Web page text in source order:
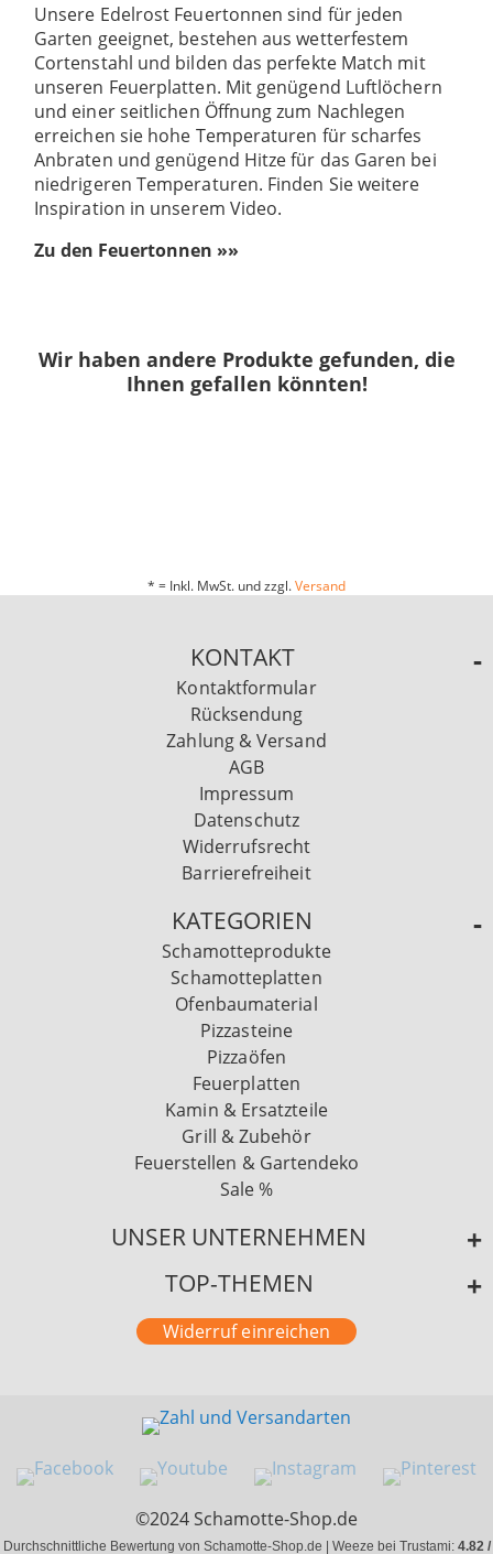
Unsere Edelrost Feuertonnen sind für jeden
Garten geeignet, bestehen aus wetterfestem
Cortenstahl und bilden das perfekte Match mit
unseren Feuerplatten. Mit genügend Luftlöchern
und einer seitlichen Öffnung zum Nachlegen
erreichen sie hohe Temperaturen für scharfes
Anbraten und genügend Hitze für das Garen bei
niedrigeren Temperaturen. Finden Sie weitere
Inspiration in unserem Video.
Zu den Feuertonnen »»
Wir haben andere Produkte gefunden, die
Ihnen gefallen könnten!
* = Inkl. MwSt. und zzgl.Versand
KONTAKT
Kontaktformular
Rücksendung
Zahlung & Versand
AGB
Impressum
Datenschutz
Widerrufsrecht
Barrierefreiheit
KATEGORIEN
Schamotteprodukte
Schamotteplatten
Ofenbaumaterial
Pizzasteine
Pizzaöfen
Feuerplatten
Kamin & Ersatzteile
Grill & Zubehör
Feuerstellen & Gartendeko
Sale %
UNSER UNTERNEHMEN
TOP-THEMEN
Widerruf einreichen
©2024 Schamotte-Shop.de
Durchschnittliche Bewertung von Schamotte-Shop.de | Weeze bei Trustami: 4.82 /